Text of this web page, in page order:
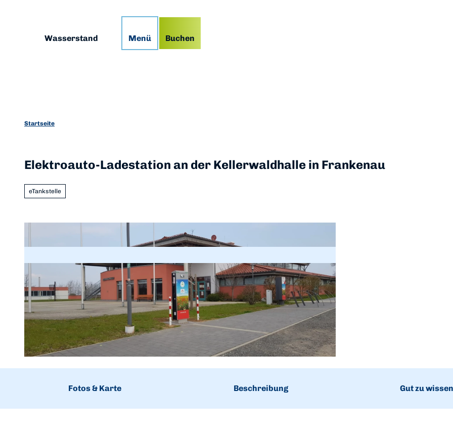
Wasserstand SucheMenü Buchen
Startseite
Elektroauto-Ladestation an der Kellerwaldhalle in Frankenau
eTankstelle
Fotos & Karte Beschreibung Gut zu wissen